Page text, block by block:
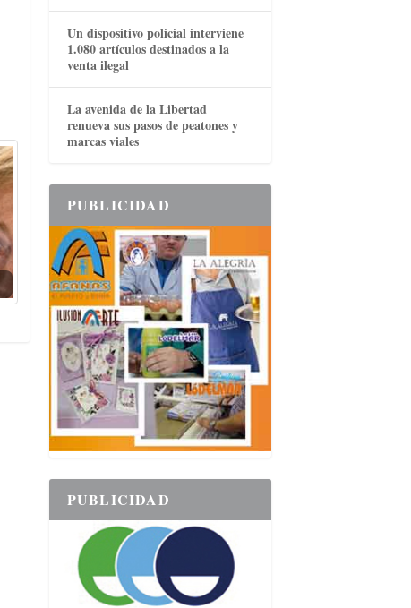
Un dispositivo policial interviene
1.080 artículos destinados a la
venta ilegal
La avenida de la Libertad
renueva sus pasos de peatones y
marcas viales
PUBLICIDAD
PUBLICIDAD